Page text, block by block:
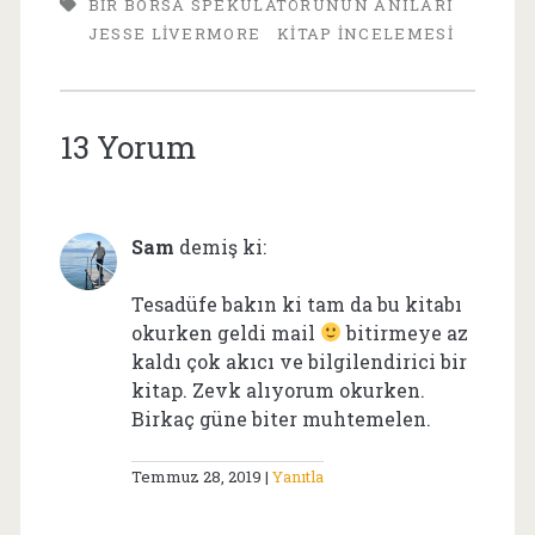
BIR BORSA SPEKÜLATÖRÜNÜN ANILARI
JESSE LIVERMORE
KITAP İNCELEMESI
13 Yorum
Sam demiş ki:
Tesadüfe bakın ki tam da bu kitabı
okurken geldi mail
bitirmeye az
kaldı çok akıcı ve bilgilendirici bir
kitap. Zevk alıyorum okurken.
Birkaç güne biter muhtemelen.
Temmuz 28, 2019 Yanıtla